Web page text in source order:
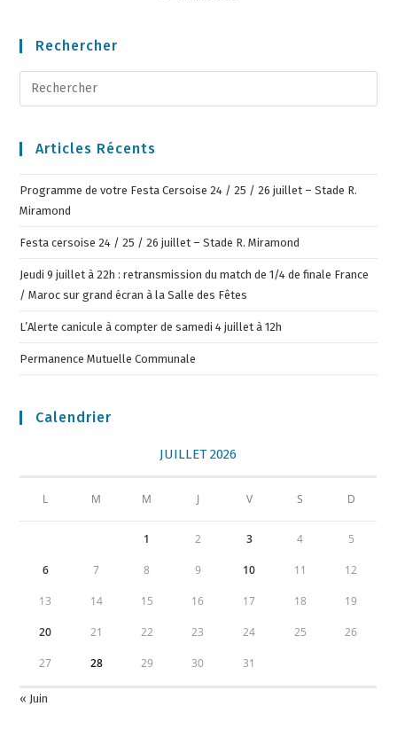
Rechercher
Articles Récents
Programme de votre Festa Cersoise 24 / 25 / 26 juillet – Stade R.
Miramond
Festa cersoise 24 / 25 / 26 juillet – Stade R. Miramond
Jeudi 9 juillet à 22h : retransmission du match de 1/4 de finale France
/ Maroc sur grand écran à la Salle des Fêtes
L’Alerte canicule à compter de samedi 4 juillet à 12h
Permanence Mutuelle Communale
Calendrier
JUILLET 2026
L M M J V S D
1 2 3 4 5
6 7 8 9 10 11 12
13 14 15 16 17 18 19
20 21 22 23 24 25 26
27 28 29 30 31
« Juin